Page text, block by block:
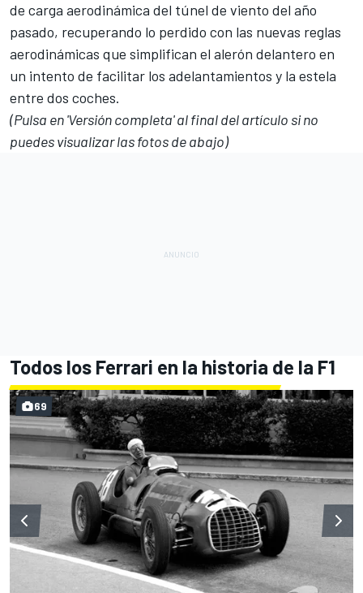
de carga aerodinámica del túnel de viento del año
pasado, recuperando lo perdido con las nuevas reglas
aerodinámicas que simplifican el alerón delantero en
un intento de facilitar los adelantamientos y la estela
entre dos coches.
(Pulsa en 'Versión completa' al final del artículo si no
puedes visualizar las fotos de abajo)
Todos los Ferrari en la historia de la F1
69